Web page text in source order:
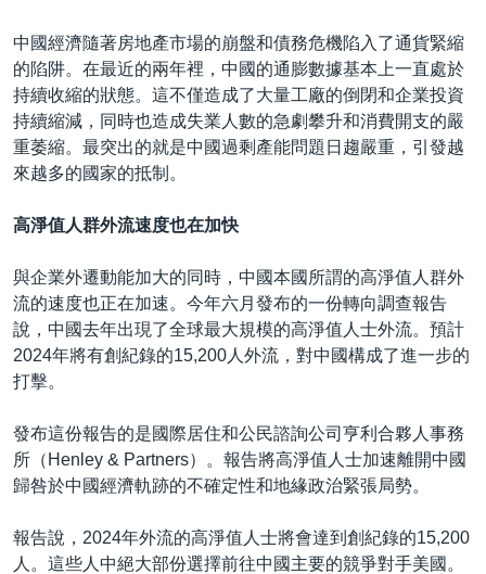
中國經濟隨著房地產市場的崩盤和債務危機陷入了通貨緊縮
的陷阱。在最近的兩年裡，中國的通膨數據基本上一直處於
持續收縮的狀態。這不僅造成了大量工廠的倒閉和企業投資
持續縮減，同時也造成失業人數的急劇攀升和消費開支的嚴
重萎縮。最突出的就是中國過剩產能問題日趨嚴重，引發越
來越多的國家的抵制。
高淨值人群外流速度也在加快
與企業外遷動能加大的同時，中國本國所謂的高淨值人群外
流的速度也正在加速。今年六月發布的一份轉向調查報告
說，中國去年出現了全球最大規模的高淨值人士外流。預計
2024年將有創紀錄的15,200人外流，對中國構成了進一步的
打擊。
發布這份報告的是國際居住和公民諮詢公司亨利合夥人事務
所（Henley & Partners）。報告將高淨值人士加速離開中國
歸咎於中國經濟軌跡的不確定性和地緣政治緊張局勢。
報告說，2024年外流的高淨值人士將會達到創紀錄的15,200
人。這些人中絕大部份選擇前往中國主要的競爭對手美國。